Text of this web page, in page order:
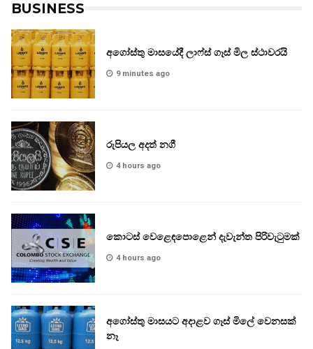
BUSINESS
අගෝස්තු මාසයේදී ලාෆ්ස් ගෑස් මිල ස්ථාවරයි
9 minutes ago
රුපියල අදත් නගී
4 hours ago
කොටස් වෙළෙඳපොළෙන් දැවැන්ත පිරිවැටුමක්
4 hours ago
අගෝස්තු මාසයට අදාළව ගෑස් මිලේ වෙනසක්
නෑ